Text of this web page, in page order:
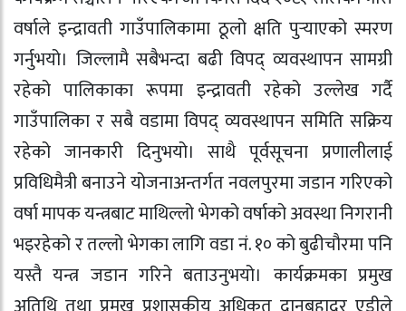
वर्षाले इन्द्रावती गाउँपालिकामा ठूलो क्षति पुर्याएको स्मरण
गर्नुभयो। जिल्लामै सबैभन्दा बढी विपद् व्यवस्थापन सामग्री
रहेको पालिकाका रूपमा इन्द्रावती रहेको उल्लेख गर्दै
गाउँपालिका र सबै वडामा विपद् व्यवस्थापन समिति सक्रिय
रहेको जानकारी दिनुभयो। साथै पूर्वसूचना प्रणालीलाई
प्रविधिमैत्री बनाउने योजनाअन्तर्गत नवलपुरमा जडान गरिएको
वर्षा मापक यन्त्रबाट माथिल्लो भेगको वर्षाको अवस्था निगरानी
भइरहेको र तल्लो भेगका लागि वडा नं. १० को बुढीचौरमा पनि
यस्तै यन्त्र जडान गरिने बताउनुभयो। कार्यक्रमका प्रमुख